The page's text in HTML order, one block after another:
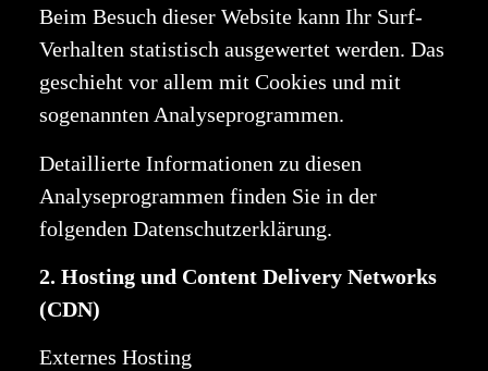
Beim Besuch dieser Website kann Ihr Surf-
Verhalten statistisch ausgewertet werden. Das
geschieht vor allem mit Cookies und mit
sogenannten Analyseprogrammen.
Detaillierte Informationen zu diesen
Analyseprogrammen finden Sie in der
folgenden Datenschutzerklärung.
2. Hosting und Content Delivery Networks
(CDN)
Externes Hosting